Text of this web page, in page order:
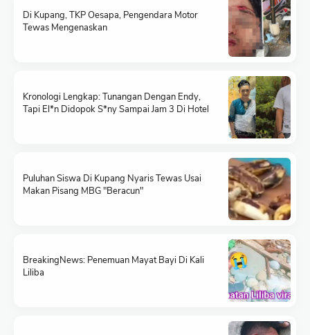
Di Kupang, TKP Oesapa, Pengendara Motor
Tewas Mengenaskan
Kronologi Lengkap: Tunangan Dengan Endy,
Tapi El*n Didopok S*ny Sampai Jam 3 Di Hotel
Puluhan Siswa Di Kupang Nyaris Tewas Usai
Makan Pisang MBG "Beracun"
BreakingNews: Penemuan Mayat Bayi Di Kali
Liliba